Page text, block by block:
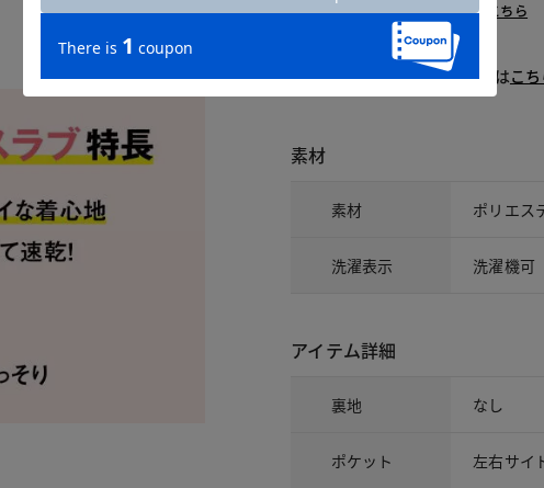
1週間前後でお届け： 詳しくは
こちら
商品についてのお問い合わせはこち
素材
素材 ポリエス
洗濯表示 洗濯機可
アイテム詳細
裏地 なし
ポケット 左右サイ